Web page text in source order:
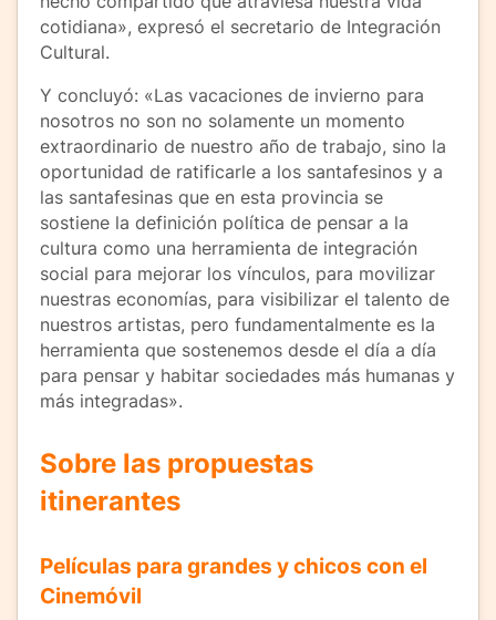
cotidiana», expresó el secretario de Integración
Cultural.
Y concluyó: «Las vacaciones de invierno para
nosotros no son no solamente un momento
extraordinario de nuestro año de trabajo, sino la
oportunidad de ratificarle a los santafesinos y a
las santafesinas que en esta provincia se
sostiene la definición política de pensar a la
cultura como una herramienta de integración
social para mejorar los vínculos, para movilizar
nuestras economías, para visibilizar el talento de
nuestros artistas, pero fundamentalmente es la
herramienta que sostenemos desde el día a día
para pensar y habitar sociedades más humanas y
más integradas».
Sobre las propuestas
itinerantes
Películas para grandes y chicos con el
Cinemóvil